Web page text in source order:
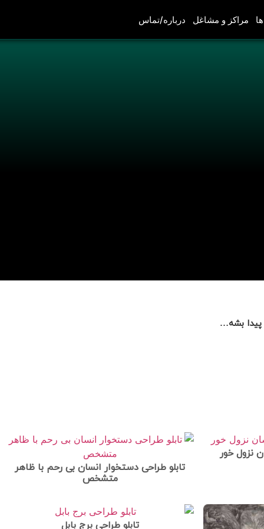
مراکز و مشاغل درباره/تماس
پیدا بشه…
نزول خور
تابلو طراحی دستخوار انسان بی رحم با ظاهر
متشخص
تابلو طراحی برج بابل